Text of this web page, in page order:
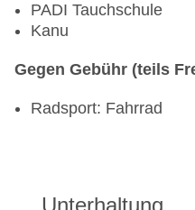
PADI Tauchschule
Kanu
Gegen Gebühr (teils
Radsport: Fahrrad